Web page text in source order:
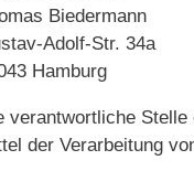
Biedermann
Adolf-Str. 34a
Hamburg
verantwortliche
der Verarbeitung